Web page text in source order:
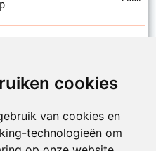
cookies
van cookies en
technologieën om